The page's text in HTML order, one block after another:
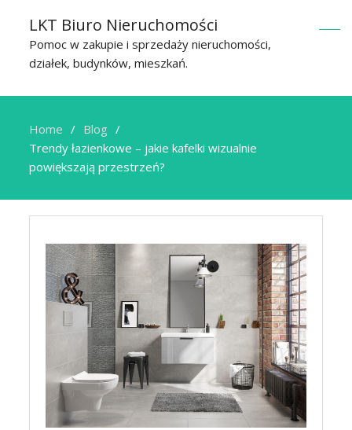
LKT Biuro Nieruchomości
Pomoc w zakupie i sprzedaży nieruchomości,
działek, budynków, mieszkań.
Home
Blog
Trendy łazienkowe – jakie kafelki wizualnie
powiększają przestrzeń?